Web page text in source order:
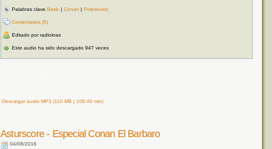
Palabras clave Basil; | Conan | Poledouris;
Comentarios (0)
Editado por radiokras
Este audio ha sido descargado 947 veces
Descargar audio MP3 (110 MB | 106:40 min)
Asturscore - Especial Conan El Barbaro
04/08/2016